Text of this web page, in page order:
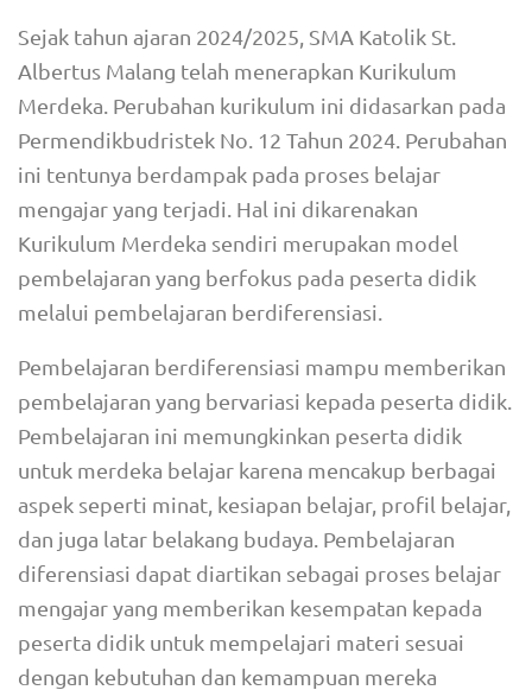
Sejak tahun ajaran 2024/2025, SMA Katolik St.
Albertus Malang telah menerapkan Kurikulum
Merdeka. Perubahan kurikulum ini didasarkan pada
Permendikbudristek No. 12 Tahun 2024. Perubahan
ini tentunya berdampak pada proses belajar
mengajar yang terjadi. Hal ini dikarenakan
Kurikulum Merdeka sendiri merupakan model
pembelajaran yang berfokus pada peserta didik
melalui pembelajaran berdiferensiasi.
Pembelajaran berdiferensiasi mampu memberikan
pembelajaran yang bervariasi kepada peserta didik.
Pembelajaran ini memungkinkan peserta didik
untuk merdeka belajar karena mencakup berbagai
aspek seperti minat, kesiapan belajar, profil belajar,
dan juga latar belakang budaya. Pembelajaran
diferensiasi dapat diartikan sebagai proses belajar
mengajar yang memberikan kesempatan kepada
peserta didik untuk mempelajari materi sesuai
dengan kebutuhan dan kemampuan mereka